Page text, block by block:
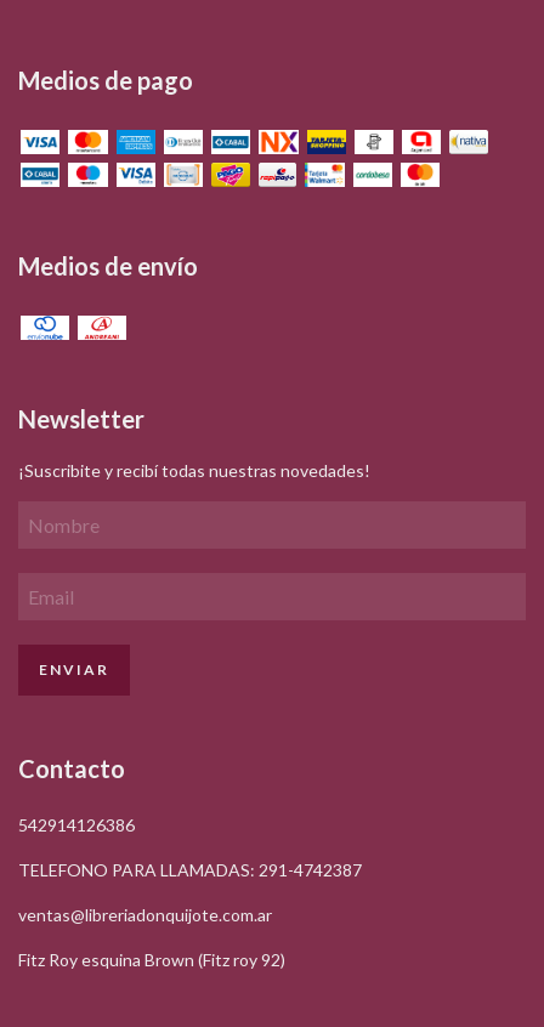
Medios de pago
Medios de envío
Newsletter
¡Suscribite y recibí todas nuestras novedades!
Contacto
542914126386
TELEFONO PARA LLAMADAS: 291-4742387
ventas@libreriadonquijote.com.ar
Fitz Roy esquina Brown (Fitz roy 92)